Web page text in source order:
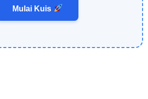
Mulai Kuis